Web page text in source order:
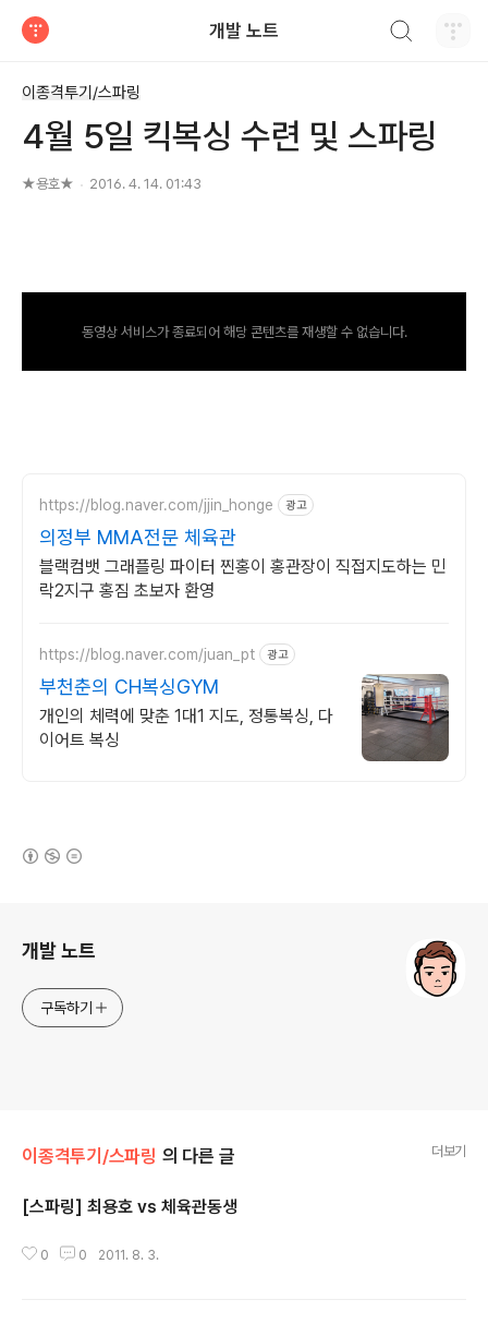
개발 노트
이종격투기/스파링
4월 5일 킥복싱 수련 및 스파링
★용호★ 2016. 4. 14. 01:43
동영상 서비스가 종료되어 해당 콘텐츠를 재생할 수 없습니다.
https://blog.naver.com/jjin_honge 광고
의정부 MMA전문 체육관
블랙컴뱃 그래플링 파이터 찐홍이 홍관장이 직접지도하는 민
락2지구 홍짐 초보자 환영
https://blog.naver.com/juan_pt 광고
부천춘의 CH복싱GYM
개인의 체력에 맞춘 1대1 지도, 정통복싱, 다
이어트 복싱
개발 노트
구독하기
이종격투기/스파링 의 다른 글 더보기
[스파링] 최용호 vs 체육관동생
0 0 2011. 8. 3.